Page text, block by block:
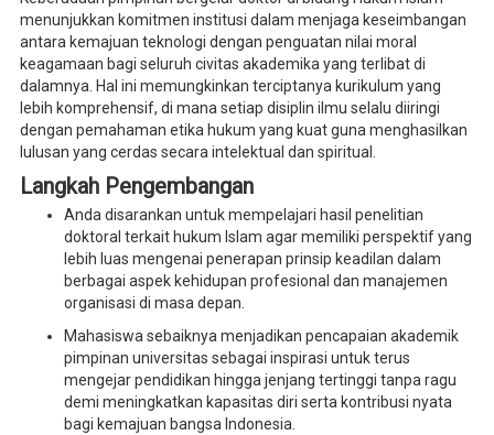
menunjukkan komitmen institusi dalam menjaga keseimbangan
antara kemajuan teknologi dengan penguatan nilai moral
keagamaan bagi seluruh civitas akademika yang terlibat di
dalamnya. Hal ini memungkinkan terciptanya kurikulum yang
lebih komprehensif, di mana setiap disiplin ilmu selalu diiringi
dengan pemahaman etika hukum yang kuat guna menghasilkan
lulusan yang cerdas secara intelektual dan spiritual.
Langkah Pengembangan
Anda disarankan untuk mempelajari hasil penelitian
doktoral terkait hukum Islam agar memiliki perspektif yang
lebih luas mengenai penerapan prinsip keadilan dalam
berbagai aspek kehidupan profesional dan manajemen
organisasi di masa depan.
Mahasiswa sebaiknya menjadikan pencapaian akademik
pimpinan universitas sebagai inspirasi untuk terus
mengejar pendidikan hingga jenjang tertinggi tanpa ragu
demi meningkatkan kapasitas diri serta kontribusi nyata
bagi kemajuan bangsa Indonesia.